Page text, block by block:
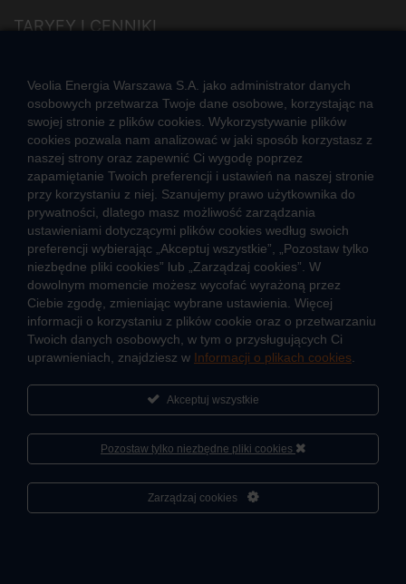
TARYFY I CENNIKI
JAK POWSTAJE CIEPŁO
Mapa sieci ciepłowniczej
Co to jest kogeneracja
2026 © Veolia Energia Warszawa S.A.
O firmie
Sportowa akademia Veolia
Fundacja Veolia Polska
Polityka prywatności
Zgłoś nieprawidłowość
Kontakt
Veolia Energia Warszawa S.A. jako administrator danych
osobowych przetwarza Twoje dane osobowe, korzystając na
swojej stronie z plików cookies. Wykorzystywanie plików
cookies pozwala nam analizować w jaki sposób korzystasz z
naszej strony oraz zapewnić Ci wygodę poprzez
zapamiętanie Twoich preferencji i ustawień na naszej stronie
przy korzystaniu z niej. Szanujemy prawo użytkownika do
prywatności, dlatego masz możliwość zarządzania
ustawieniami dotyczącymi plików cookies według swoich
preferencji wybierając „Akceptuj wszystkie”, „Pozostaw tylko
niezbędne pliki cookies” lub „Zarządzaj cookies”. W
dowolnym momencie możesz wycofać wyrażoną przez
Ciebie zgodę, zmieniając wybrane ustawienia. Więcej
informacji o korzystaniu z plików cookie oraz o przetwarzaniu
Twoich danych osobowych, w tym o przysługujących Ci
uprawnieniach, znajdziesz w Informacji o plikach cookies
Akceptuj wszystkie
Pozostaw tylko niezbędne pliki cookies
Zarządzaj cookiesCześć, porozmawiaj ze mną